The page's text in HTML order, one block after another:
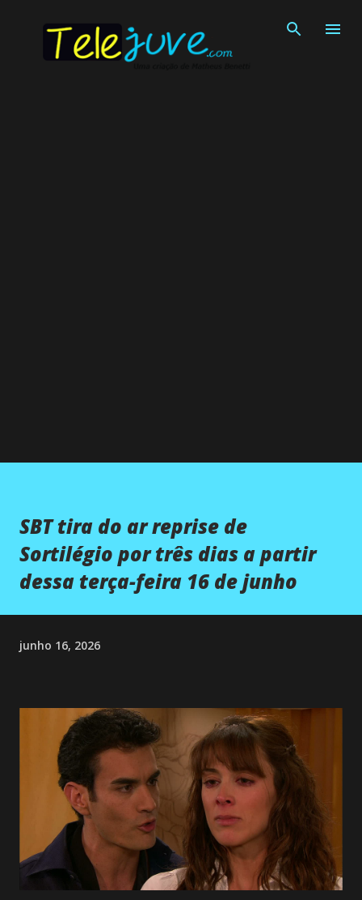
SBT tira do ar reprise de
Sortilégio por três dias a partir
dessa terça-feira 16 de junho
junho 16, 2026